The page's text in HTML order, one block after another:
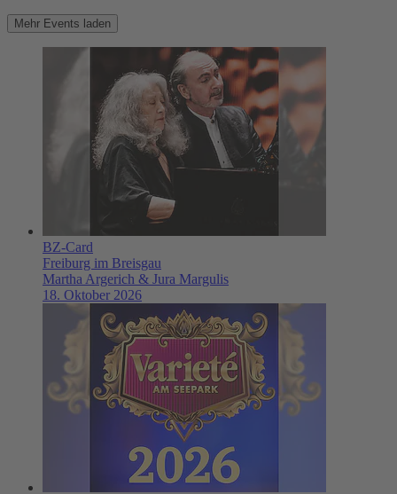
Mehr Events laden
BZ-Card
Freiburg im Breisgau
Martha Argerich & Jura Margulis
18. Oktober 2026